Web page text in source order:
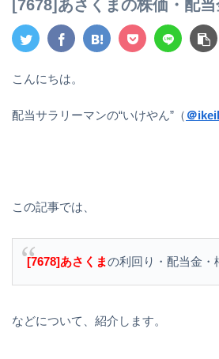
[7678]あさくまの株価・配当
こんにちは。
配当サラリーマンの“いけやん”（ ＠
この記事では、
[7678]あさくまの利回り・配当金・
などについて、紹介します。